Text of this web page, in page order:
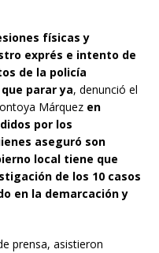
físicas y
exprés e intento de
de la policía
parar ya, denunció el
Márquez en
por los
aseguró son
local tiene que
de los 10 casos
en la demarcación y
prensa, asistieron